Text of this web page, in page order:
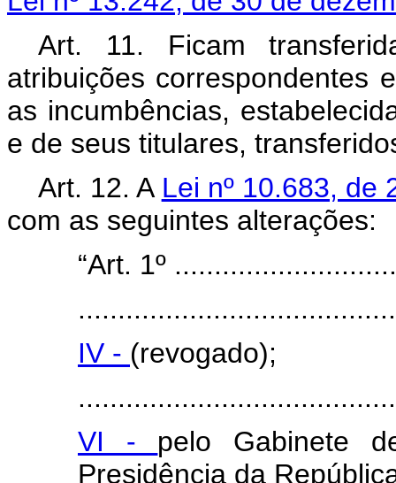
Art. 11. Ficam
atribuições correspondentes
as incumbências,
e de seus titulares,
Art. 12. A Lei nº 10.683,
com as seguintes alterações:
“Art. 1º
IV - (revogado);
VI - pelo Gabinete
Presidência da